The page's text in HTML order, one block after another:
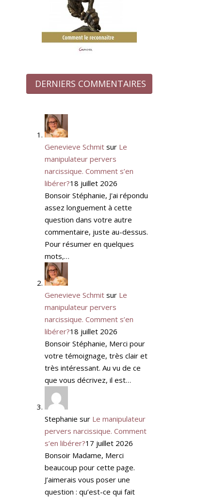
DERNIERS COMMENTAIRES
Genevieve Schmitsur Le
manipulateur pervers
narcissique. Comment s’en
libérer?18 juillet 2026
Bonsoir Stéphanie, J'ai répondu
assez longuement à cette
question dans votre autre
commentaire, juste au-dessus.
Pour résumer en quelques
mots,…
Genevieve Schmitsur Le
manipulateur pervers
narcissique. Comment s’en
libérer?18 juillet 2026
Bonsoir Stéphanie, Merci pour
votre témoignage, très clair et
très intéressant. Au vu de ce
que vous décrivez, il est…
Stephanie sur Le manipulateur
pervers narcissique. Comment
s’en libérer?17 juillet 2026
Bonsoir Madame, Merci
beaucoup pour cette page.
J’aimerais vous poser une
question : qu’est-ce qui fait